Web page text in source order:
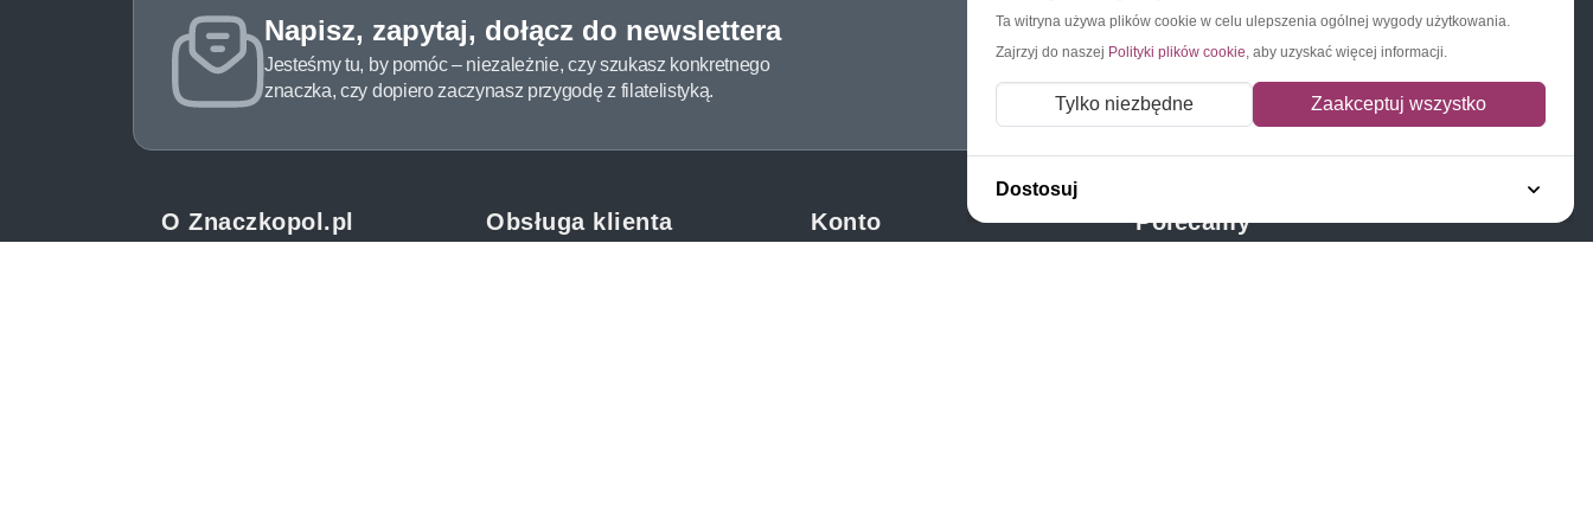
Napisz, zapytaj, dołącz do newslettera
Jesteśmy tu, by pomóc – niezależnie, czy szukasz konkretnego
znaczka, czy dopiero zaczynasz przygodę z filatelistyką.
Napisz do nas Zapisz się do newslettera
O Znaczkopol.pl Obsługa klienta Konto Polecamy
Ta witryna używa plików cookie w celu ulepszenia ogólnej wygody użytkowania.
Zajrzyj do naszej Polityki plików cookie, aby uzyskać więcej informacji.
Tylko niezbędne Zaakceptuj wszystko
Dostosuj